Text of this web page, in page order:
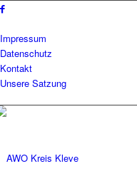
Impressum
Datenschutz
Kontakt
Unsere Satzung